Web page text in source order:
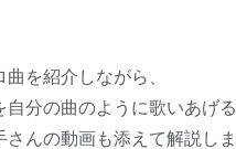
曲を紹介しながら、
自分の曲のように歌いあげる
さんの動画も添えて解説しま